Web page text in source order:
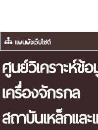
แผนผังเว็บไซต์
ศูนย์วิเคราะห์ข้
เครื่องจักรกล
สถาบันเหล็กแล